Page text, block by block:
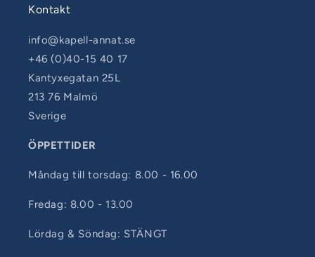
Kontakt
info@kapell-annat.se
+46 (0)40-15 40 17
Kantyxegatan 25L
213 76 Malmö
Sverige
ÖPPETTIDER
Måndag till torsdag: 8.00 - 16.00
Fredag: 8.00 - 13.00
Lördag & Söndag: STÄNGT